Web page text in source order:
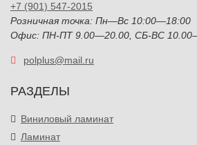
+7 (901) 547-2015
Розничная точка: Пн—Вс 10:00—18:00
Офис: ПН-ПТ 9.00—20.00, СБ-ВС
polplus@mail.ru
РАЗДЕЛЫ
Виниловый ламинат
Ламинат